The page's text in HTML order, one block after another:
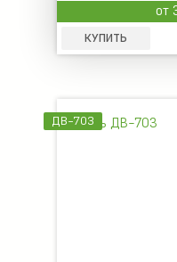
от
КУПИТЬ
ДВ-703